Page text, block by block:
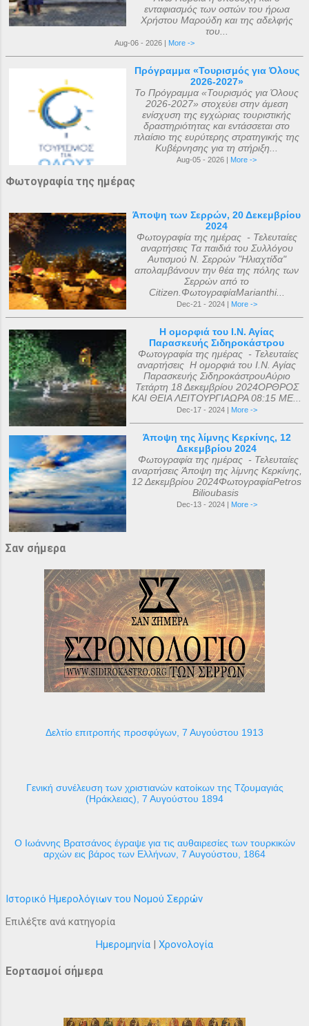
ενταφιασμός των οστών του ήρωα
Χρήστου Μαρούδη και της αδελφής
του...
Aug-06 - 2026 | More ->
Πρόγραμμα «Τουρισμός για Όλους
2026-2027»
Το Πρόγραμμα «Τουρισμός για Όλους
2026-2027» στοχεύει στην άμεση
ενίσχυση της εγχώριας τουριστικής
δραστηριότητας και εντάσσεται στο
πλαίσιο της ευρύτερης στρατηγικής της
Κυβέρνησης για τη στήριξη...
Aug-05 - 2026 | More ->
Φωτογραφία της ημέρας
Άποψη των Σερρών, 20 Δεκεμβρίου
2024
Φωτογραφία της ημέρας - Τελευταίες
αναρτήσεις Τα παιδιά του Συλλόγου
Αυτισμού Ν. Σερρών "Ηλιαχτίδα"
απολαμβάνουν την θέα της πόλης των
Σερρών από το
Citizen.ΦωτογραφίαMarianthi...
Dec-21 - 2024 | More ->
Η ομορφιά του Ι.Ν. Αγίας
Παρασκευής Σιδηροκάστρου
Φωτογραφία της ημέρας - Τελευταίες
αναρτήσεις Η ομορφιά του Ι.Ν. Αγίας
Παρασκευής ΣιδηροκάστρουΑύριο
Τετάρτη 18 Δεκεμβρίου 2024ΟΡΘΡΟΣ
ΚΑΙ ΘΕΙΑ ΛΕΙΤΟΥΡΓΙΑΩΡΑ 08:15 ΜΕ...
Dec-17 - 2024 | More ->
Άποψη της λίμνης Κερκίνης, 12
Δεκεμβρίου 2024
Φωτογραφία της ημέρας - Τελευταίες
αναρτήσεις Άποψη της λίμνης Κερκίνης,
12 Δεκεμβρίου 2024ΦωτογραφίαPetros
Bilioubasis
Dec-13 - 2024 | More ->
Σαν σήμερα
Δελτίο επιτροπής προσφύγων, 7 Αυγούστου 1913
Γενική συνέλευση των χριστιανών κατοίκων της Τζουμαγιάς
(Ηράκλειας), 7 Αυγούστου 1894
Ο Ιωάννης Βρατσάνος έγραψε για τις αυθαιρεσίες των τουρκικών
αρχών εις βάρος των Ελλήνων, 7 Αυγούστου, 1864
Ιστορικό Ημερολόγιων του Νομού Σερρών
Επιλέξτε ανά κατηγορία
Ημερομηνία | Χρονολογία
Εορτασμοί σήμερα